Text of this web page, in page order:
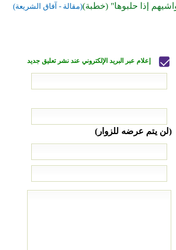
إذا حلبوها" (خطبة)(مقالة - آفاق الشريعة)
إعلام عبر البريد الإلكتروني عند نشر تعليق جديد
(لن يتم عرضه للزوار)